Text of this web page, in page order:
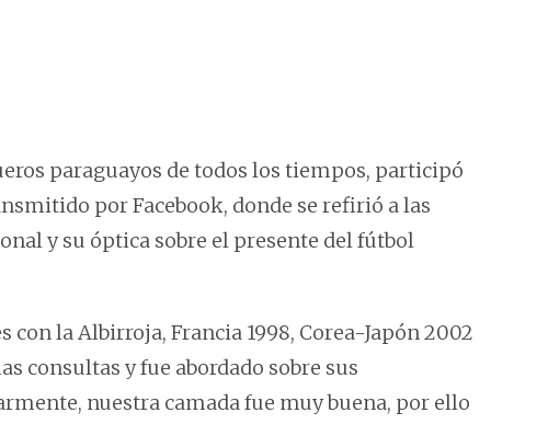
paraguayos de todos los tiempos, participó
por Facebook, donde se refirió a las
y su óptica sobre el presente del fútbol
la Albirroja, Francia 1998, Corea-Japón 2002
consultas y fue abordado sobre sus
nuestra camada fue muy buena, por ello